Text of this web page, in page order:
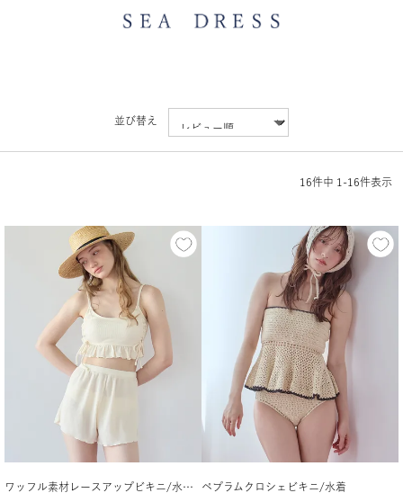
並び替え
16件中 1 -16件表示
ワッフル素材レースアップビキニ/水着セット
ペプラムクロシェビキニ/水着